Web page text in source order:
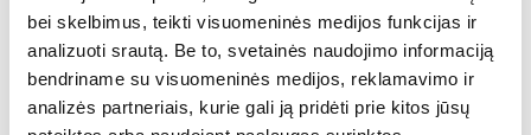
bei skelbimus, teikti visuomeninės medijos funkcijas ir
analizuoti srautą. Be to, svetainės naudojimo informaciją
bendriname su visuomeninės medijos, reklamavimo ir
analizės partneriais, kurie gali ją pridėti prie kitos jūsų
Sprendimai
Sukurtas vizualinis socialinių tinklų stilius;